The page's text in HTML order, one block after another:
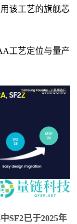
该工艺的旗舰芯
工艺定位与量产
SF2已于2025年